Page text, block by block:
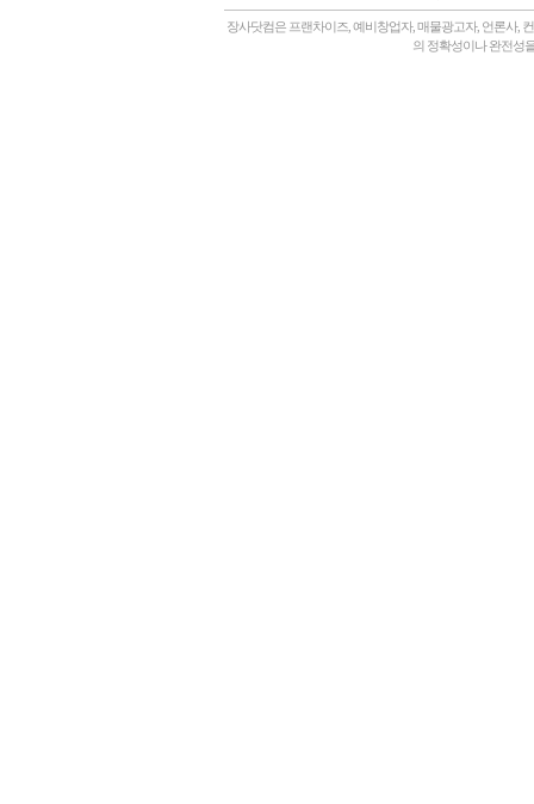
장사닷컴은 프랜차이즈, 예비창업자, 매물광고자, 언론사,
의 정확성이나 완전성